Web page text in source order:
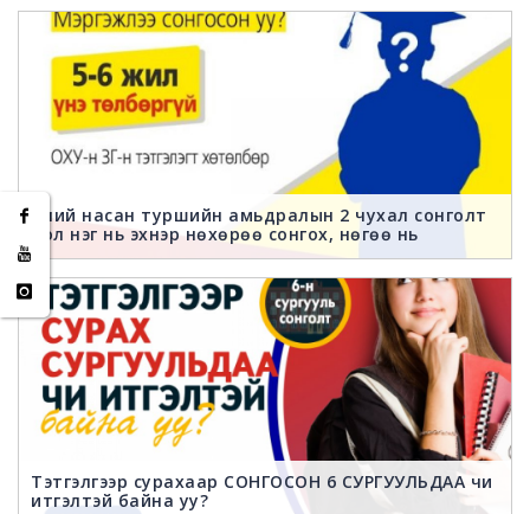
Хүний насан туршийн амьдралын 2 чухал сонголт
бол нэг нь эхнэр нөхөрөө сонгох, нөгөө нь
МЭРГЭЖИЛ СОНГОЛТ
Тэтгэлгээр сурахаар СОНГОСОН 6 СУРГУУЛЬДАА чи
итгэлтэй байна уу?